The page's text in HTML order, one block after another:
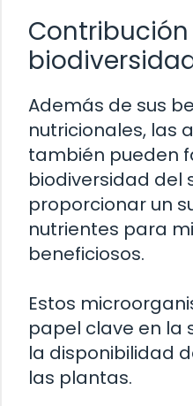
Además de sus
nutricionales, las
también pueden
biodiversidad del
proporcionar un
nutrientes para
beneficiosos.
Estos
papel clave en la
la disponibilidad
las plantas.